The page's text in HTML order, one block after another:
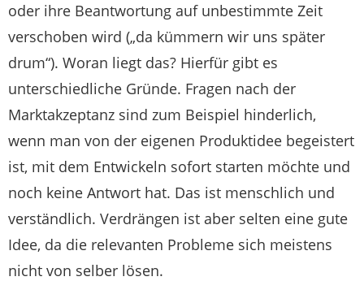
oder ihre Beantwortung auf unbestimmte Zeit
verschoben wird („da kümmern wir uns später
drum“). Woran liegt das? Hierfür gibt es
unterschiedliche Gründe. Fragen nach der
Marktakzeptanz sind zum Beispiel hinderlich,
wenn man von der eigenen Produktidee begeistert
ist, mit dem Entwickeln sofort starten möchte und
noch keine Antwort hat. Das ist menschlich und
verständlich. Verdrängen ist aber selten eine gute
Idee, da die relevanten Probleme sich meistens
nicht von selber lösen.